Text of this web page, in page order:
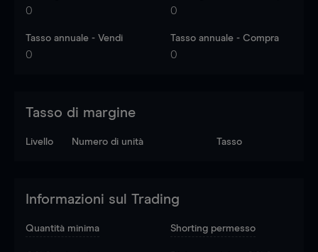
0 0
Tasso annuale - Vendi
0
Tasso annuale - Compra
0
Tasso di margine
Livello Numero di unità Tasso
Informazioni sul Trading
Quantità minima Shorting permesso